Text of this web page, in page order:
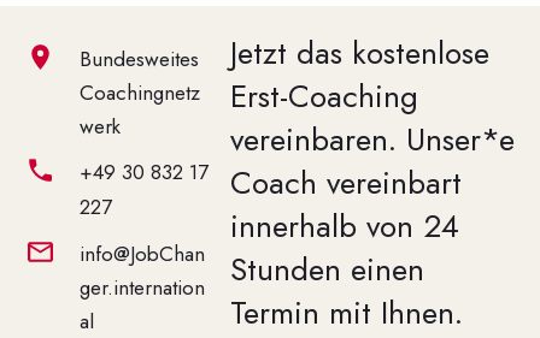
Bundesweites
Coachingnetz
werk
+49 30 832 17
227
info@JobChan
ger.internation
al
Jetzt das kostenlose
Erst-Coaching
vereinbaren. Unser*e
Coach vereinbart
innerhalb von 24
Stunden einen
Termin mit Ihnen.